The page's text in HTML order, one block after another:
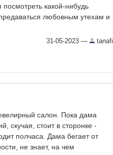
какой-нибудь
любовным утехам и
31-05-2023 — tanafi
салон. Пока дама
скучая, стоит в сторонке -
полчаса. Дама бегает от
не знает, на чем